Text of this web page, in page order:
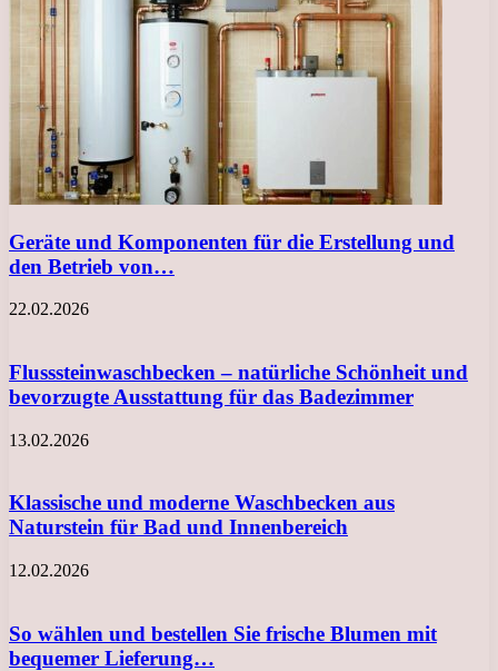
Geräte und Komponenten für die Erstellung und
den Betrieb von…
22.02.2026
Flusssteinwaschbecken – natürliche Schönheit und
bevorzugte Ausstattung für das Badezimmer
13.02.2026
Klassische und moderne Waschbecken aus
Naturstein für Bad und Innenbereich
12.02.2026
So wählen und bestellen Sie frische Blumen mit
bequemer Lieferung…